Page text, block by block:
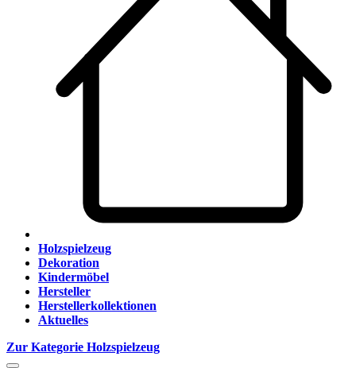
Holzspielzeug
Dekoration
Kindermöbel
Hersteller
Herstellerkollektionen
Aktuelles
Zur Kategorie Holzspielzeug